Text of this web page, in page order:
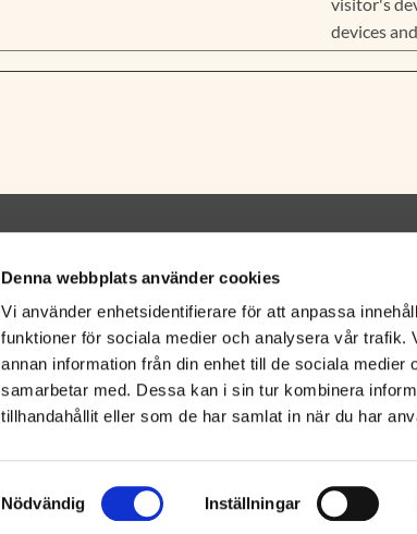
Denna webbplats använder cookies
Vi använder enhetsidentifierare för att anpassa
funktioner för sociala medier och analysera vår trafik.
annan information från din enhet till de sociala
samarbetar med. Dessa kan i sin tur kombinera
tillhandahållit eller som de har samlat in när du har
Samtyckesval
Nödvändig Inställningar
devices
0733-186 913